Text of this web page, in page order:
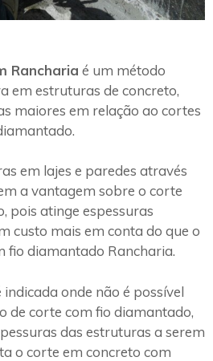
Rancharia é um método
em estruturas de concreto,
maiores em relação ao cortes
em lajes e paredes através
a vantagem sobre o corte
pois atinge espessuras
custo mais em conta do que o
fio diamantado Rancharia.
onde não é possível
de corte com fio diamantado,
das estruturas a serem
o corte em concreto com